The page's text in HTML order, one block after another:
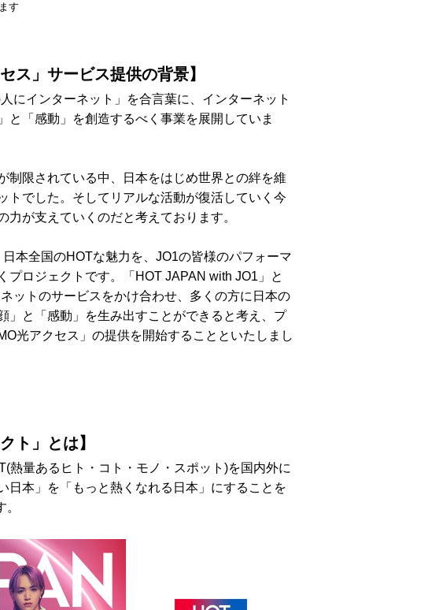
す
ス」サービス提供の背景】
にインターネット」を合言葉に、インターネット
と「感動」を創造するべく事業を展開していま
限されている中、日本をはじめ世界との絆を維
トでした。そしてリアルな活動が復活していく今
が支えていくのだと考えております。
本全国のHOTな魅力を、JO1の皆様のパフォーマ
プロジェクトです。「HOT JAPAN with JO1」と
ットのサービスをかけ合わせ、多くの方に日本の
」と「感動」を生み出すことができると考え、プ
光アクセス」の提供を開始することといたしまし
ト」とは】
量あるヒト・コト・モノ・スポット)を国内外に
日本」を「もっと熱くなれる日本」にすることを